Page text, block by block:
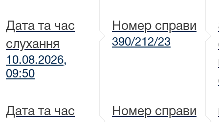
Дата та час
слухання
10.08.2026,
09:50
Номер справи
390/212/23
Дата та час
Номер справи